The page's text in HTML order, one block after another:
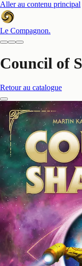
Aller au contenu principal
Le Compagnon.
Council of
Retour au catalogue